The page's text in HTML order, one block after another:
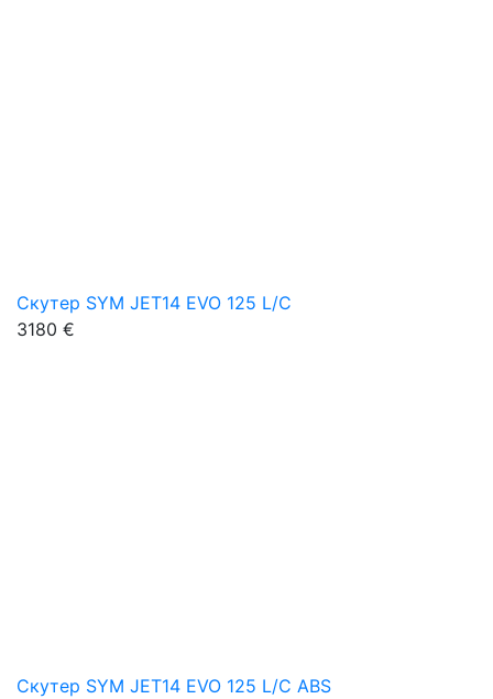
Скутер SYM JET14 EVO 125 L/C
3180 €
Скутер SYM JET14 EVO 125 L/C ABS